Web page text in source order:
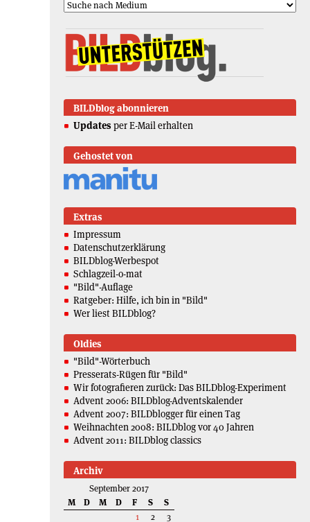
BILDblog abonnieren
Updates per E-Mail erhalten
Gehostet von
Extras
Impressum
Datenschutzerklärung
BILDblog-Werbespot
Schlagzeil-o-mat
"Bild"-Auflage
Ratgeber: Hilfe, ich bin in "Bild"
Wer liest BILDblog?
Oldies
"Bild"-Wörterbuch
Presserats-Rügen für "Bild"
Wir fotografieren zurück: Das BILDblog-Experiment
Advent 2006: BILDblog-Adventskalender
Advent 2007: BILDblogger für einen Tag
Weihnachten 2008: BILDblog vor 40 Jahren
Advent 2011: BILDblog classics
Archiv
September 2017
M
D M D F S
S
1
2 3